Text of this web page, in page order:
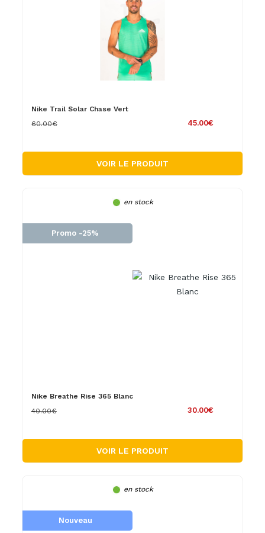
Nike Trail Solar Chase Vert
45.00€
60.00€
VOIR LE PRODUIT
en stock
Promo -25%
Nike Breathe Rise 365 Blanc
30.00€
40.00€
VOIR LE PRODUIT
en stock
Nouveau